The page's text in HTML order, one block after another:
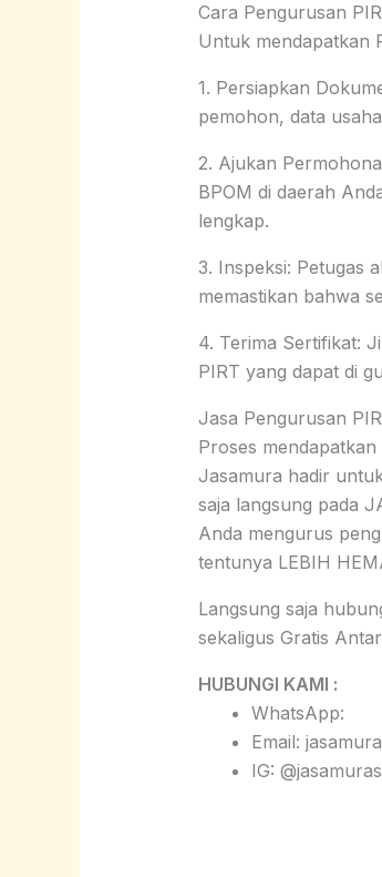
Cara Pengurusan
Untuk mendapatkan
1. Persiapkan
pemohon, data
2. Ajukan
BPOM di daerah
lengkap.
3. Inspeksi: Petugas
memastikan bahwa
4. Terima Sertifikat:
PIRT yang dapat di
Jasa Pengurusan
Proses
Jasamura hadir
saja langsung pada
Anda mengurus
tentunya LEBIH
Langsung saja
sekaligus Gratis
HUBUNGI KAMI :
WhatsApp:
Email:
IG: